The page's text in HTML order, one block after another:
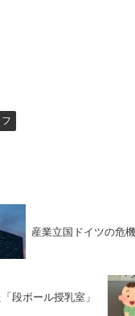
産業立国ドイツの危
段ボール授乳室」